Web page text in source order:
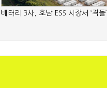
배터리 3사, 호남 ESS 시장서 ‘격돌’